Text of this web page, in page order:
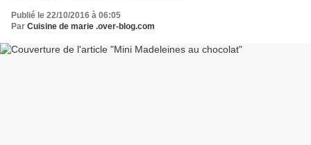
Publié le 22/10/2016 à 06:05
Par Cuisine de marie .over-blog.com